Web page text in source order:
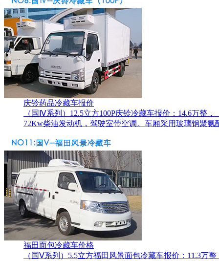
庆铃药品冷藏车报价
（国Ⅳ系列）12.5立方100P庆铃冷藏车报价：14.6万整
72Kw柴油发动机，驾驶室带空调。车厢采用玻璃钢聚氨
福田面包冷藏车价格
（国Ⅴ系列）5.5立方福田风景面包冷藏车报价：11.3万